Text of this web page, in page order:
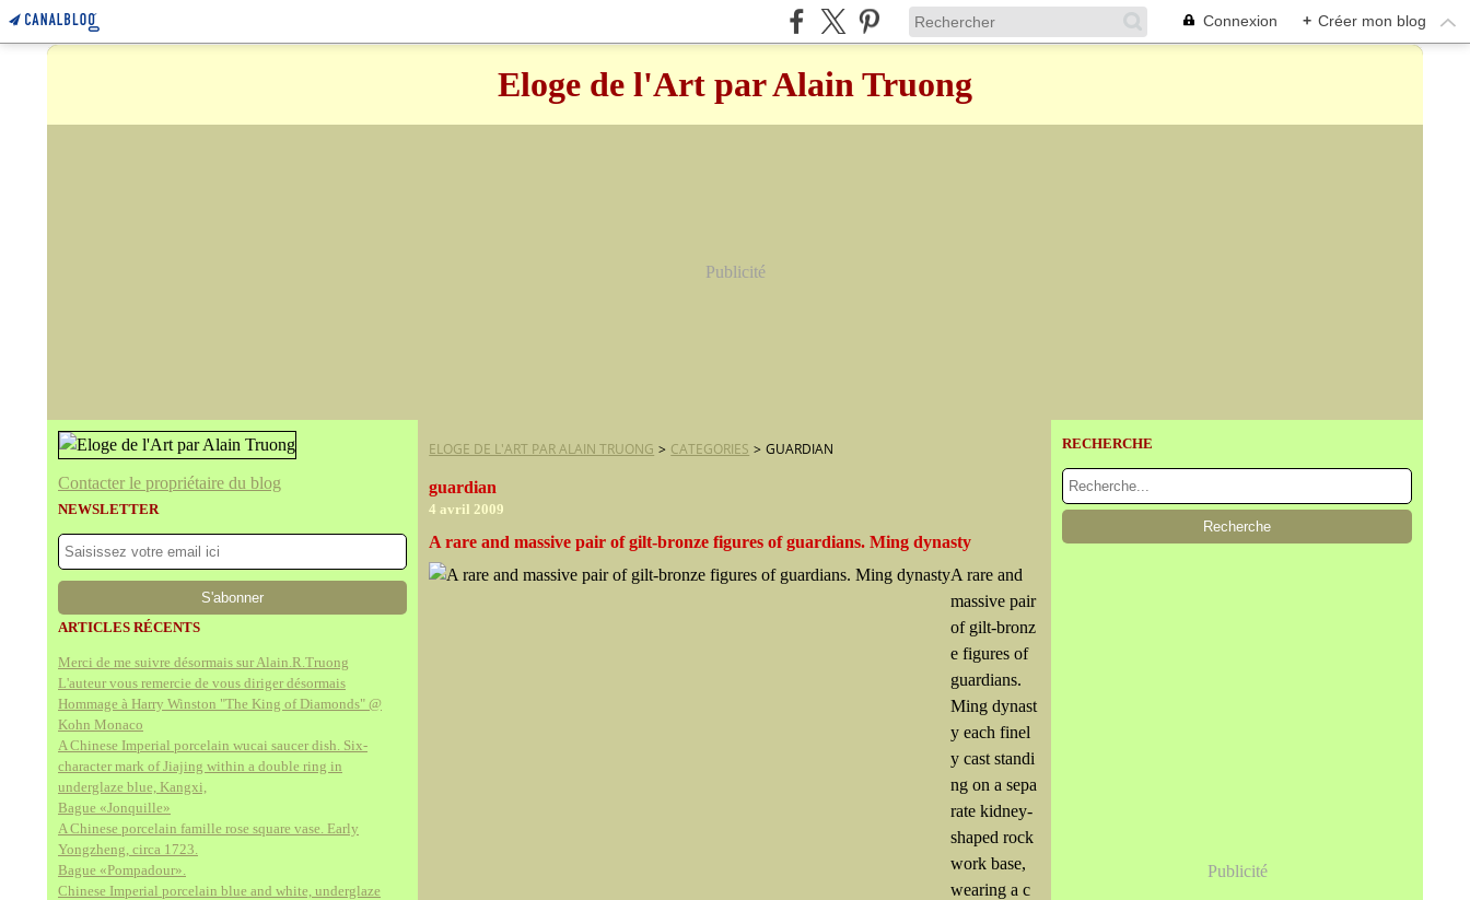
Connexion + Créer mon blog
Eloge de l'Art par Alain Truong
Publicité
Contacter le propriétaire du blog
NEWSLETTER
ARTICLES RÉCENTS
Merci de me suivre désormais sur Alain.R.Truong
L'auteur vous remercie de vous diriger désormais
Hommage à Harry Winston "The King of Diamonds" @
Kohn Monaco
A Chinese Imperial porcelain wucai saucer dish. Six-
character mark of Jiajing within a double ring in
underglaze blue, Kangxi,
Bague «Jonquille»
A Chinese porcelain famille rose square vase. Early
Yongzheng, circa 1723.
Bague «Pompadour».
Chinese Imperial porcelain blue and white, underglaze
ELOGE DE L'ART PAR ALAIN TRUONG > CATEGORIES > GUARDIAN
guardian
4 avril 2009
A rare and massive pair of gilt-bronze figures of guardians. Ming dynasty
A rare and
massive pair
of gilt-bronz
e figures of
guardians.
Ming dynast
y each finel
y cast standi
ng on a sepa
rate kidney-
shaped rock
work base,
wearing a c
RECHERCHE
Publicité